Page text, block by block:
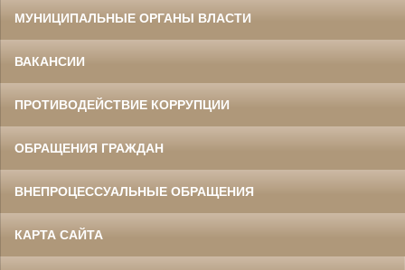
МУНИЦИПАЛЬНЫЕ ОРГАНЫ ВЛАСТИ
ВАКАНСИИ
ПРОТИВОДЕЙСТВИЕ КОРРУПЦИИ
ОБРАЩЕНИЯ ГРАЖДАН
ВНЕПРОЦЕССУАЛЬНЫЕ ОБРАЩЕНИЯ
КАРТА САЙТА